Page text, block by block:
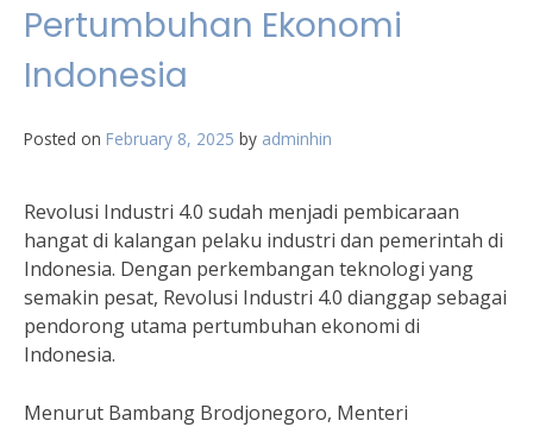
Pertumbuhan Ekonomi
Indonesia
Posted on February 8, 2025 by adminhin
Revolusi Industri 4.0 sudah menjadi pembicaraan
hangat di kalangan pelaku industri dan pemerintah di
Indonesia. Dengan perkembangan teknologi yang
semakin pesat, Revolusi Industri 4.0 dianggap sebagai
pendorong utama pertumbuhan ekonomi di
Indonesia.
Menurut Bambang Brodjonegoro, Menteri